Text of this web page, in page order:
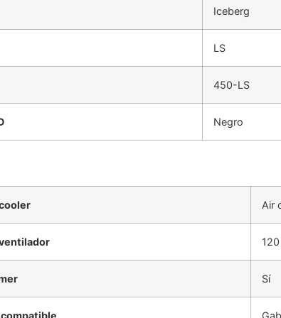
Iceberg
LS
450-LS
Negro
Air
Sí